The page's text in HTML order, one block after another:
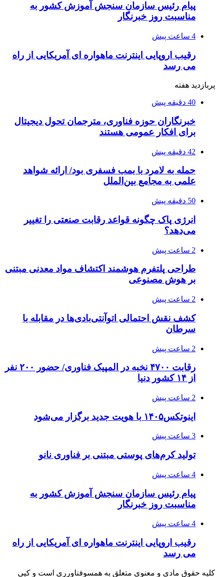
پیام رئیس سازمان سنجش آموزش کشور به
مناسبت روز خبرنگار
4 ساعت پیش
رقیب اروپایی اینترنت ماهواره ای آمریکایی از راه
می رسد
پربازدید هفته
40 دقیقه پیش
خبرنگاران حوزه فناوری، مترجمان تحول دیجیتال
برای افکار عمومی هستند
42 دقیقه پیش
حمله به لامرد با بمب فسفری بود/ ارائه شواهد
علمی به مجامع بین‌الملل
50 دقیقه پیش
انرژی پاک چگونه قواعد رقابت صنعتی را تغییر
می‌دهد؟
2 ساعت پیش
طراحی پلتفرم هوشمند اکتشاف مواد معدنی مبتنی
بر هوش مصنوعی
2 ساعت پیش
کشف نقش احتمالی اتوآنتی‌بادی‌ها در مقابله با
سرطان
2 ساعت پیش
رقابت ۴۷۰۰ نخبه در المپیک فناوری/ حضور ۲۰۰ نفر
از ۱۴ کشور دنیا
2 ساعت پیش
اینوتکس۱۴۰۵ با هویت جدید برگزار می‌شود
3 ساعت پیش
تولید کرم‌های پوستی مبتنی بر فناوری نانو
4 ساعت پیش
پیام رئیس سازمان سنجش آموزش کشور به
مناسبت روز خبرنگار
4 ساعت پیش
رقیب اروپایی اینترنت ماهواره ای آمریکایی از راه
می رسد
کلیه حقوق مادی و معنوی متعلق به همسوفناورری است و کپی